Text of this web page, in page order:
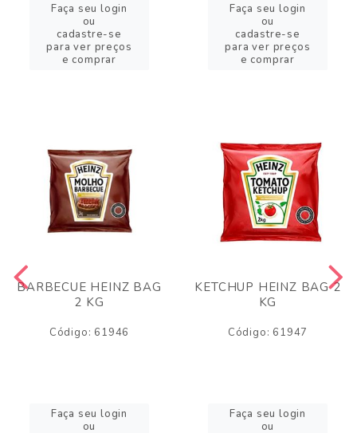
Faça seu login
ou
cadastre-se
para ver preços
e comprar
Faça seu login
ou
cadastre-se
para ver preços
e comprar
BARBECUE HEINZ BAG
2 KG
Código: 61946
Faça seu login
ou
KETCHUP HEINZ BAG 2
KG
Código: 61947
Faça seu login
ou